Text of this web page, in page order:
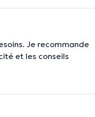
Je recommande
et les conseils